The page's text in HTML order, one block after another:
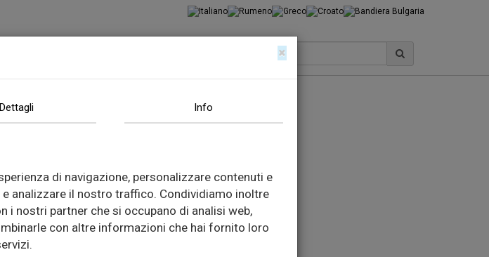
Guma za kutiju ELASTO
×
Dettagli Info
di navigazione, personalizzare contenuti e
analizzare il nostro traffico. Condividiamo inoltre
nostri partner che si occupano di analisi web,
con altre informazioni che hai fornito loro